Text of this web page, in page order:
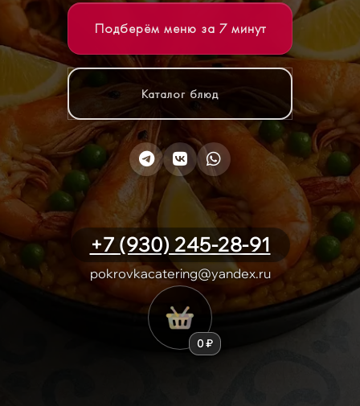
Подберём меню за 7 минут
Каталог блюд
+7 (930) 245-28-91
pokrovkacatering@yandex.ru
0 ₽